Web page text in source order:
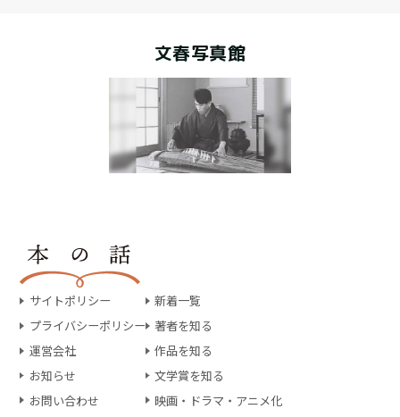
文春写真館
サイトポリシー
プライバシーポリシー
運営会社
お知らせ
お問い合わせ
新着一覧
著者を知る
作品を知る
文学賞を知る
映画・ドラマ・アニメ化